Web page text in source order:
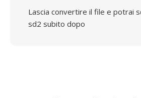
Lascia convertire il file e potrai
sd2 subito dopo